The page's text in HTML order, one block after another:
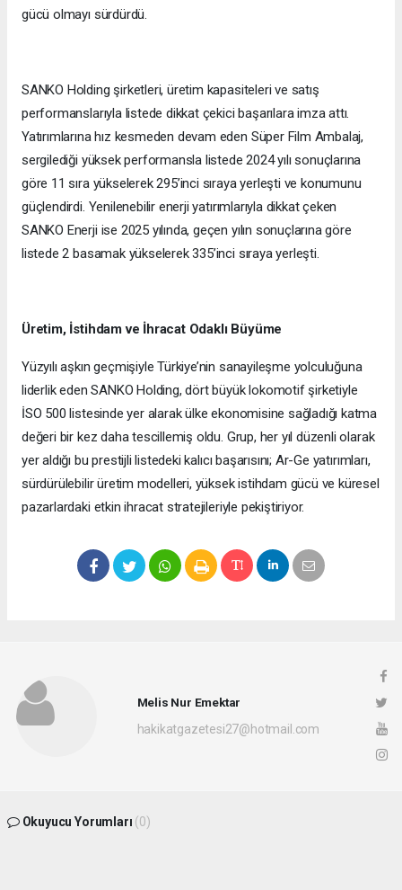
gücü olmayı sürdürdü.
SANKO Holding şirketleri, üretim kapasiteleri ve satış
performanslarıyla listede dikkat çekici başarılara imza attı.
Yatırımlarına hız kesmeden devam eden Süper Film Ambalaj,
sergilediği yüksek performansla listede 2024 yılı sonuçlarına
göre 11 sıra yükselerek 295’inci sıraya yerleşti ve konumunu
güçlendirdi. Yenilenebilir enerji yatırımlarıyla dikkat çeken
SANKO Enerji ise 2025 yılında, geçen yılın sonuçlarına göre
listede 2 basamak yükselerek 335’inci sıraya yerleşti.
Üretim, İstihdam ve İhracat Odaklı Büyüme
Yüzyılı aşkın geçmişiyle Türkiye’nin sanayileşme yolculuğuna
liderlik eden SANKO Holding, dört büyük lokomotif şirketiyle
İSO 500 listesinde yer alarak ülke ekonomisine sağladığı katma
değeri bir kez daha tescillemiş oldu. Grup, her yıl düzenli olarak
yer aldığı bu prestijli listedeki kalıcı başarısını; Ar-Ge yatırımları,
sürdürülebilir üretim modelleri, yüksek istihdam gücü ve küresel
pazarlardaki etkin ihracat stratejileriyle pekiştiriyor.
Melis Nur Emektar
hakikatgazetesi27@hotmail.com
Okuyucu Yorumları (0)